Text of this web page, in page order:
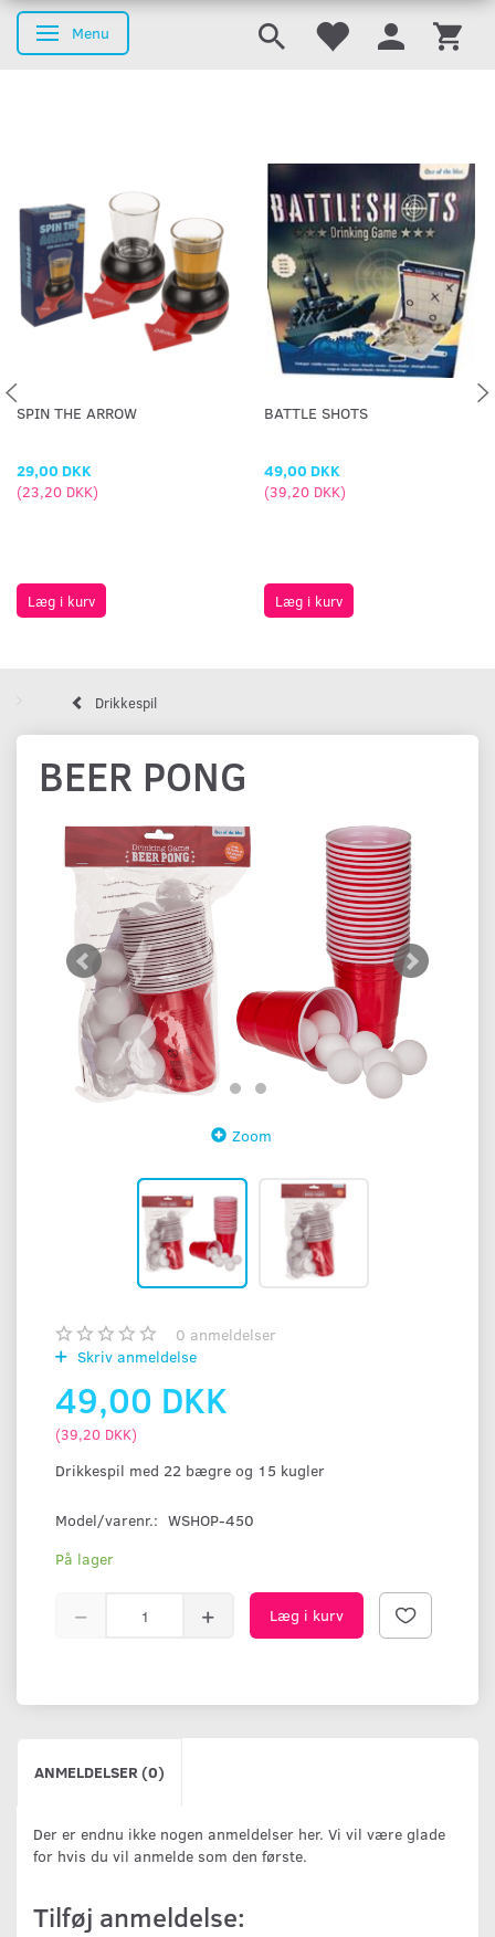
Skifte navigation
Menu
SPIN THE ARROW
29,00 DKK
(23,20 DKK)
Læg i kurv
BATTLE SHOTS
49,00 DKK
(39,20 DKK)
Læg i kurv
Drikkespil
BEER PONG
Zoom
0 anmeldelser
Skriv anmeldelse
49,00 DKK
(39,20 DKK)
Drikkespil med 22 bægre og 15 kugler
Model/varenr.: WSHOP-450
På lager
Læg i kurv
ANMELDELSER (0)
Der er endnu ikke nogen anmeldelser her. Vi vil være glade
for hvis du vil anmelde som den første.
Tilføj anmeldelse: